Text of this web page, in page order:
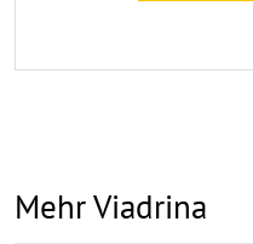
Mehr Viadrina